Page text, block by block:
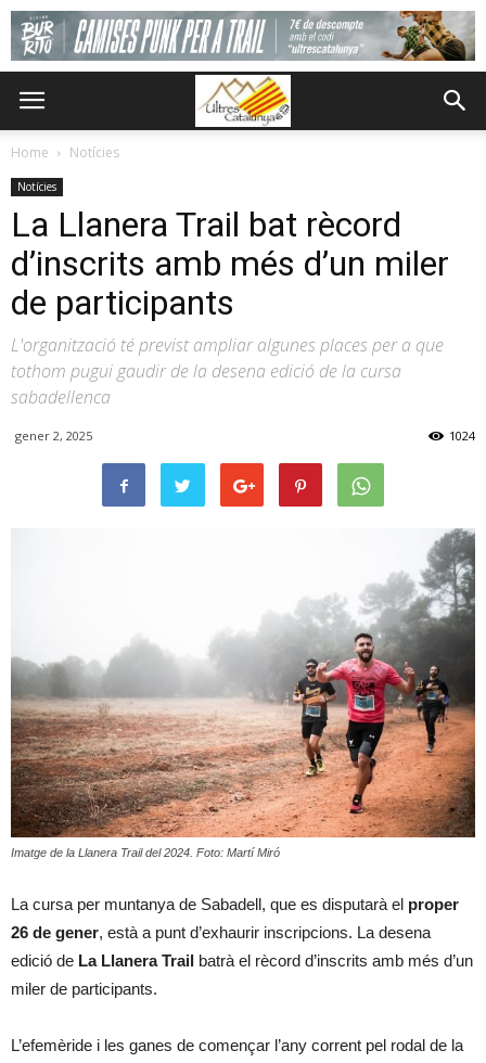
Home Notícies
Notícies
La Llanera Trail bat rècord
d’inscrits amb més d’un miler
de participants
L'organització té previst ampliar algunes places per a que
tothom pugui gaudir de la desena edició de la cursa
sabadellenca
gener 2, 2025 1024
Imatge de la Llanera Trail del 2024. Foto: Martí Miró
La cursa per muntanya de Sabadell, que es disputarà el proper
26 de gener, està a punt d’exhaurir inscripcions. La desena
edició de La Llanera Trail batrà el rècord d’inscrits amb més d’un
miler de participants.
L’efemèride i les ganes de començar l’any corrent pel rodal de la